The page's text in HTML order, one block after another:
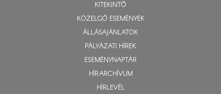
KITEKINTŐ
KÖZELGŐ ESEMÉNYEK
ÁLLÁSAJÁNLATOK
PÁLYÁZATI HÍREK
ESEMÉNYNAPTÁR
HÍRARCHÍVUM
HÍRLEVÉL